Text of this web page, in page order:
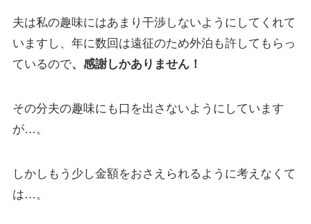
夫は私の趣味にはあまり干渉しないようにしてくれて
いますし、年に数回は遠征のため外泊も許してもらっ
ているので、 感謝しかありません！
その分夫の趣味にも口を出さないようにしています
が…。
しかしもう少し金額をおさえられるように考えなくて
は…。